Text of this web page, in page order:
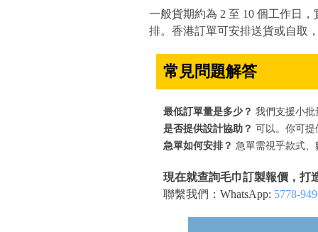
一般貨期約為 2 至 10 個工作日
排。香港訂單可安排送貨或自取
常見問題解答
最低訂單量是多少？ 我們支援小
是否提供設計協助？ 可以。你可提
急單如何安排？ 急單需視乎款式、
現在就查詢毛巾訂製報價，打
聯繫我們：WhatsApp: 5778-